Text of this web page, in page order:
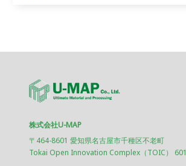
株式会社U-MAP
〒464-8601 愛知県名古屋市千種区不老町
Tokai Open Innovation Complex（TOIC） 601